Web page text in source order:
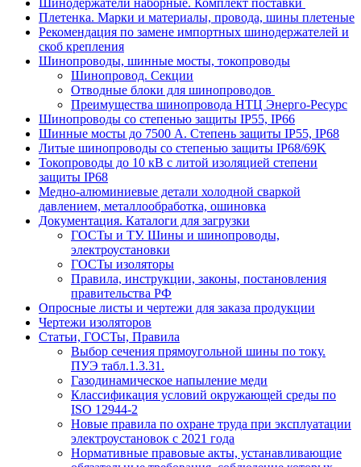
Шинодержатели наборные. Комплект поставки
Плетенка. Марки и материалы, провода, шины плетеные
Рекомендация по замене импортных шинодержателей и
скоб крепления
Шинопроводы, шинные мосты, токопроводы
Шинопровод. Секции
Отводные блоки для шинопроводов
Преимущества шинопровода НТЦ Энерго-Ресурс
Шинопроводы со степенью защиты IP55, IP66
Шинные мосты до 7500 А. Степень защиты IP55, IP68
Литые шинопроводы со степенью защиты IP68/69K
Токопроводы до 10 кВ с литой изоляцией степени
защиты IP68
Медно-алюминиевые детали холодной сваркой
давлением, металлообработка, ошиновка
Документация. Каталоги для загрузки
ГОСТы и ТУ. Шины и шинопроводы,
электроустановки
ГОСТы изоляторы
Правила, инструкции, законы, постановления
правительства РФ
Опросные листы и чертежи для заказа продукции
Чертежи изоляторов
Статьи, ГОСТы, Правила
Выбор сечения прямоугольной шины по току.
ПУЭ табл.1.3.31.
Газодинамическое напыление меди
Классификация условий окружающей среды по
ISO 12944-2
Новые правила по охране труда при эксплуатации
электроустановок с 2021 года
Нормативные правовые акты, устанавливающие